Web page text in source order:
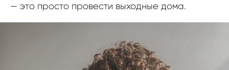
— это просто провести выходные дома.